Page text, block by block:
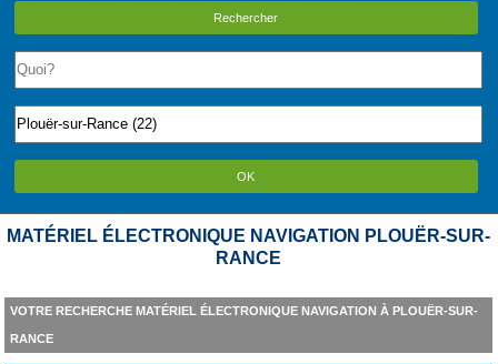
Rechercher
OK
MATÉRIEL ÉLECTRONIQUE NAVIGATION PLOUËR-SUR-
RANCE
VOTRE RECHERCHE MATÉRIEL ÉLECTRONIQUE NAVIGATION À PLOUËR-SUR-
RANCE